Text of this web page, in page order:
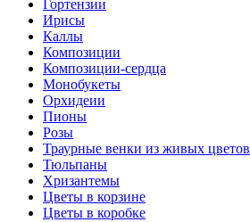
Гортензии
Ирисы
Каллы
Композиции
Композиции-сердца
Монобукеты
Орхидеии
Пионы
Розы
Траурные венки из живых цветов
Тюльпаны
Хризантемы
Цветы в корзине
Цветы в коробке